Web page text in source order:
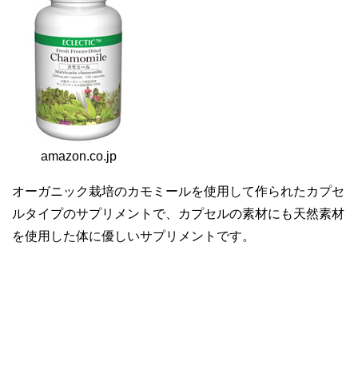
amazon.co.jp
オーガニック栽培のカモミールを使用して作られたカプセ
ルタイプのサプリメントで、カプセルの素材にも天然素材
を使用した体に優しいサプリメントです。